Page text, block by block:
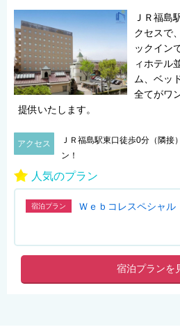
ＪＲ福島
クセスで
ックイン
ィホテル
ム、ベッ
全てがワ
提供いたします。
アクセス
ＪＲ福島駅東口徒歩0分（隣接
ン！
人気のプラン
宿泊プラン Ｗｅｂコレスペシャル
宿泊プランを